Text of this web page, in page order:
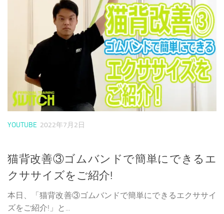
YOUTUBE 2022年7月2日
猫背改善③ゴムバンドで簡単にできるエ
クササイズをご紹介!
本日、「猫背改善③ゴムバンドで簡単にできるエクササイ
ズをご紹介!」と...